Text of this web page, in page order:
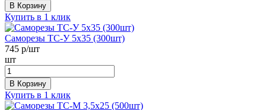
В Корзину
Купить в 1 клик
Саморезы ТС-У 5х35 (300шт)
745 р/шт
шт
В Корзину
Купить в 1 клик